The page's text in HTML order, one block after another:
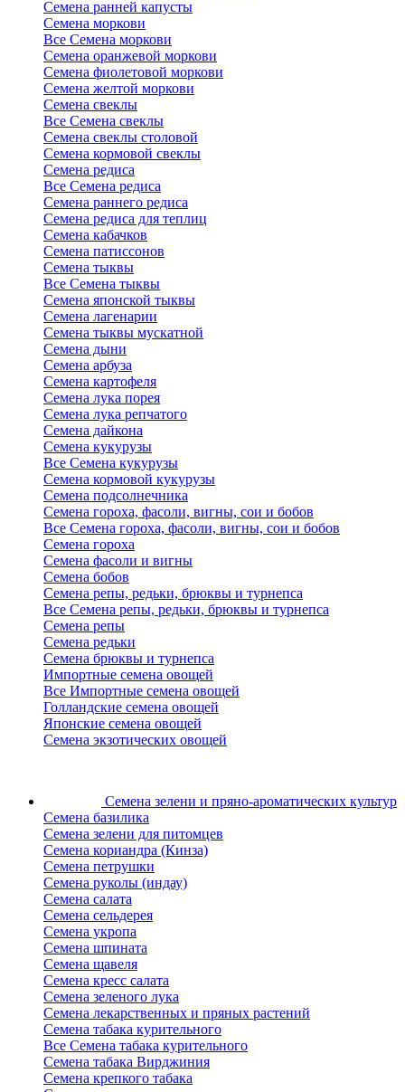
Семена ранней капусты
Семена моркови
Все Семена моркови
Семена оранжевой моркови
Семена фиолетовой моркови
Семена желтой моркови
Семена свеклы
Все Семена свеклы
Семена свеклы столовой
Семена кормовой свеклы
Семена редиса
Все Семена редиса
Семена раннего редиса
Семена редиса для теплиц
Семена кабачков
Семена патиссонов
Семена тыквы
Все Семена тыквы
Семена японской тыквы
Семена лагенарии
Семена тыквы мускатной
Семена дыни
Семена арбуза
Семена картофеля
Семена лука порея
Семена лука репчатого
Семена дайкона
Семена кукурузы
Все Семена кукурузы
Семена кормовой кукурузы
Семена подсолнечника
Семена гороха, фасоли, вигны, сои и бобов
Все Семена гороха, фасоли, вигны, сои и бобов
Семена гороха
Семена фасоли и вигны
Семена бобов
Семена репы, редьки, брюквы и турнепса
Все Семена репы, редьки, брюквы и турнепса
Семена репы
Семена редьки
Семена брюквы и турнепса
Импортные семена овощей
Все Импортные семена овощей
Голландские семена овощей
Японские семена овощей
Семена экзотических овощей
Семена зелени и пряно-ароматических культур
Семена базилика
Семена зелени для питомцев
Семена кориандра (Кинза)
Семена петрушки
Семена руколы (индау)
Семена салата
Семена сельдерея
Семена укропа
Семена шпината
Семена щавеля
Семена кресс салата
Семена зеленого лука
Семена лекарственных и пряных растений
Семена табака курительного
Все Семена табака курительного
Семена табака Вирджиния
Семена крепкого табака